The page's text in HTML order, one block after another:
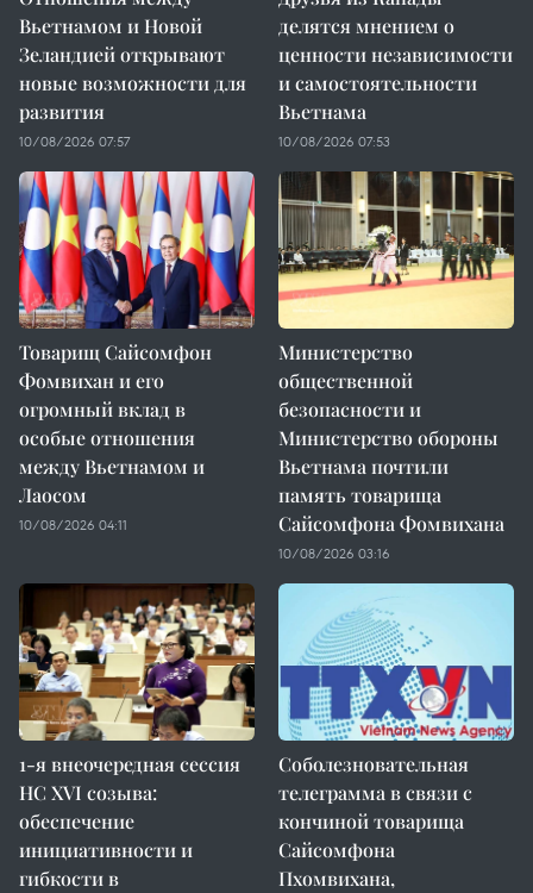
Вьетнамом и Новой
Зеландией открывают
новые возможности для
развития
10/08/2026 07:57
делятся мнением о
ценности независимости
и самостоятельности
Вьетнама
10/08/2026 07:53
Товарищ Сайсомфон
Фомвихан и его
огромный вклад в
особые отношения
между Вьетнамом и
Лаосом
10/08/2026 04:11
Министерство
общественной
безопасности и
Министерство обороны
Вьетнама почтили
память товарища
Сайсомфона Фомвихана
10/08/2026 03:16
1-я внеочередная сессия
НС XVI созыва:
обеспечение
инициативности и
гибкости в
Соболезновательная
телеграмма в связи с
кончиной товарища
Сайсомфона
Пхомвихана,